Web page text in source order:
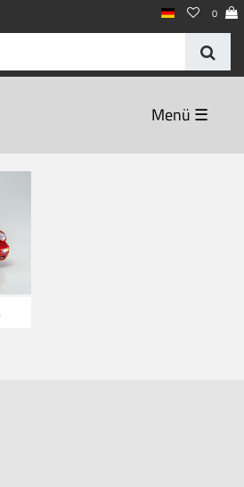
0
☰